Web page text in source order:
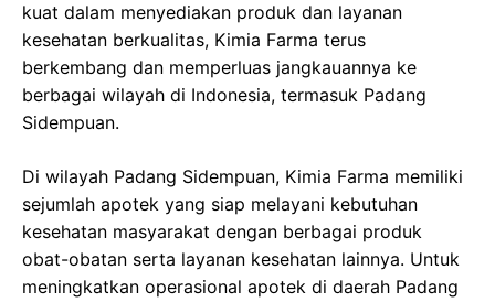
kuat dalam menyediakan produk dan layanan
kesehatan berkualitas, Kimia Farma terus
berkembang dan memperluas jangkauannya ke
berbagai wilayah di Indonesia, termasuk Padang
Sidempuan.
Di wilayah Padang Sidempuan, Kimia Farma memiliki
sejumlah apotek yang siap melayani kebutuhan
kesehatan masyarakat dengan berbagai produk
obat-obatan serta layanan kesehatan lainnya. Untuk
meningkatkan operasional apotek di daerah Padang